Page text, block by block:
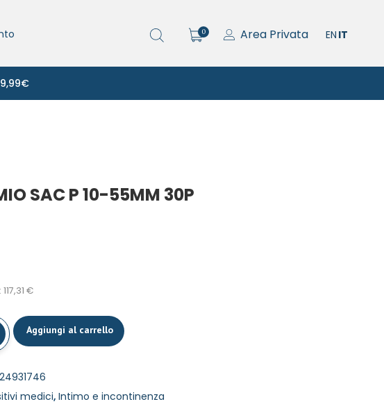
EN IT
Area Privata
0
SAC P 10-55MM 30P
117,31 €
Aggiungi al carrello
medici, Intimo e incontinenza